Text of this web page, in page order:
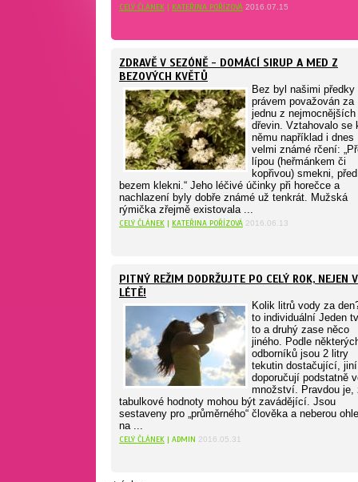
CELÝ ČLÁNEK | KATEŘINA POŘÍZOVÁ 2016.07.15
ZDRAVĚ V SEZÓNĚ - DOMÁCÍ SIRUP A MED Z
BEZOVÝCH KVĚTŮ
Bez byl našimi předky
právem považován za
jednu z nejmocnějších
dřevin. Vztahovalo se
němu například i dnes
velmi známé rčení:
lípou (heřmánkem či
kopřivou) smekni, před
bezem klekni.“ Jeho léčivé účinky při horečce a
nachlazení byly dobře známé už tenkrát. Mužská
rýmička zřejmě existovala ...
CELÝ ČLÁNEK | KATEŘINA POŘÍZOVÁ 2016.06.13
PITNÝ REŽIM DODRŽUJTE PO CELÝ ROK, NEJEN V
LÉTĚ!
Kolik litrů vody za
to individuální Jeden
to a druhý zase něco
jiného. Podle
odborníků jsou 2 litry
tekutin dostačující, jiní
doporučují podstatně
množství. Pravdou je,
tabulkové hodnoty mohou být zavádějící. Jsou
sestaveny pro „průměrného“ člověka a neberou
na ...
CELÝ ČLÁNEK | ADMIN 2016.05.31